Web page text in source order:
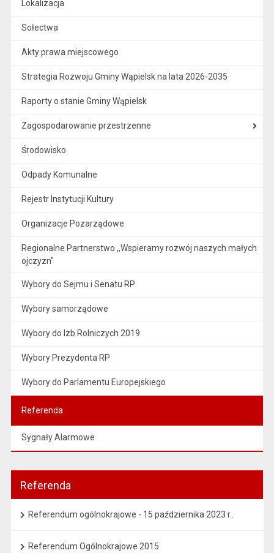
Lokalizacja
Sołectwa
Akty prawa miejscowego
Strategia Rozwoju Gminy Wąpielsk na lata 2026-2035
Raporty o stanie Gminy Wąpielsk
Zagospodarowanie przestrzenne
Środowisko
Odpady Komunalne
Rejestr Instytucji Kultury
Organizacje Pozarządowe
Regionalne Partnerstwo ,,Wspieramy rozwój naszych małych
ojczyzn"
Wybory do Sejmu i Senatu RP
Wybory samorządowe
Wybory do Izb Rolniczych 2019
Wybory Prezydenta RP
Wybory do Parlamentu Europejskiego
Referenda
Sygnały Alarmowe
Referenda
Referendum ogólnokrajowe - 15 października 2023 r..
Referendum Ogólnokrajowe 2015